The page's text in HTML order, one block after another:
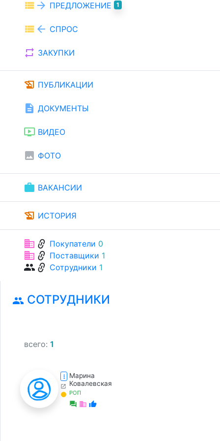
view_list arrow_forward ПРЕДЛОЖЕНИЕ 1
view_list arrow_back СПРОС
repeat ЗАКУПКИ
history_edu ПУБЛИКАЦИИ
description ДОКУМЕНТЫ
ondemand_video ВИДЕО
image ФОТО
work ВАКАНСИИ
history_edu ИСТОРИЯ
businesslink Покупатели 0
businesslink Поставщики 1
grouplink Сотрудники 1
group СОТРУДНИКИ
всего: 1
more_vert
open_in_new
lens
Марина
Ковалевская
РОП
forum business thumb_up